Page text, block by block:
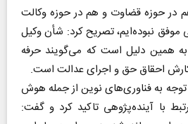
در حوزه قضاوت و هم در حوزه وکالت
موفق نبود‌ه‌ایم، تصریح کرد: شأن وکیل
همین دلیل است که می‌گویند حرفه
احقاق حق و اجرای عدالت است.
توجه به فناوری‌های نوین از جمله هوش
با آینده‌پژوهی تاکید کرد و گفت: